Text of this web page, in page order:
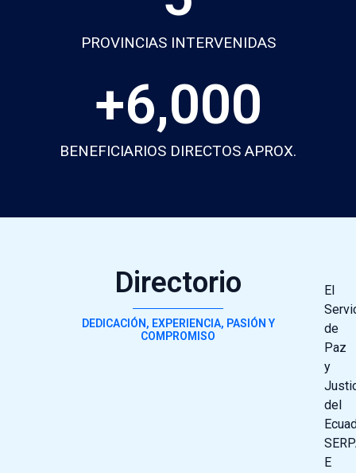
PROVINCIAS INTERVENIDAS
BENEFICIARIOS DIRECTOS APROX.
+6,000
Directorio
DEDICACIÓN, EXPERIENCIA, PASIÓN Y
COMPROMISO
El
de
Paz
y
del
E